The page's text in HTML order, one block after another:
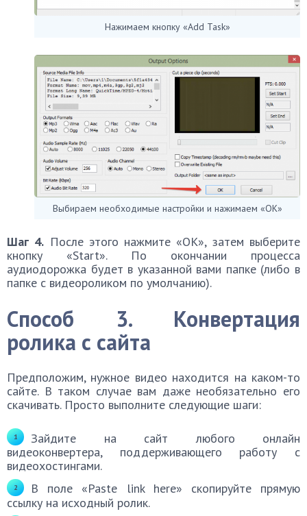
Нажимаем кнопку «Add Task»
Выбираем необходимые настройки и нажимаем «ОК»
Шаг 4. После этого нажмите «OK», затем выберите
кнопку «Start». По окончании процесса
аудиодорожка будет в указанной вами папке (либо в
папке с видеороликом по умолчанию).
Способ 3. Конвертация
ролика с сайта
Предположим, нужное видео находится на каком-то
сайте. В таком случае вам даже необязательно его
скачивать. Просто выполните следующие шаги:
Зайдите на сайт любого онлайн
видеоконвертера, поддерживающего работу с
видеохостингами.
В поле «Paste link here» скопируйте прямую
ссылку на исходный ролик.